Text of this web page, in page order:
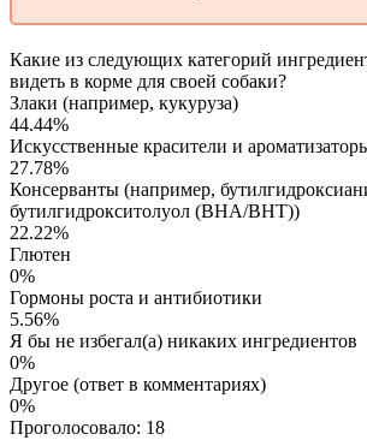
Какие из следующих категорий
видеть в корме для своей собаки?
Злаки (например, кукуруза)
44.44%
Искусственные красители и
27.78%
Консерванты (например,
бутилгидрокситолуол (BHA/BHT))
22.22%
Глютен
0%
Гормоны роста и антибиотики
5.56%
Я бы не избегал(а) никаких ингредиентов
0%
Другое (ответ в комментариях)
0%
Проголосовало: 18